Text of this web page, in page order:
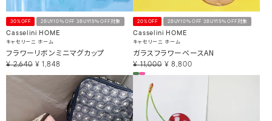
30%OFF 2BUY10％OFF 3BUY15％OFF対象
Casselini HOME
キャセリーニ ホーム
フラワーリボンミニマグカップ
¥ 2,640 ¥ 1,848
20%OFF 2BUY10％OFF 3BUY15％OFF対象
Casselini HOME
キャセリーニ ホーム
ガラスフラワーベースAN
¥ 11,000 ¥ 8,800